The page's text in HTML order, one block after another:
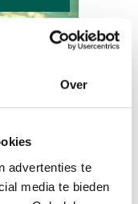
Over
advertenties te
media te bieden
is het
dat
nooit